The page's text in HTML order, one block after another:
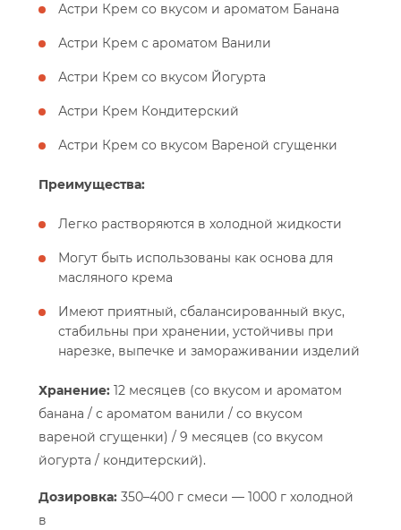
Астри Крем со вкусом и ароматом Банана
Астри Крем с ароматом Ванили
Астри Крем со вкусом Йогурта
Астри Крем Кондитерский
Астри Крем со вкусом Вареной сгущенки
Преимущества:
Легко растворяются в холодной жидкости
Могут быть использованы как основа для
масляного крема
Имеют приятный, сбалансированный вкус,
стабильны при хранении, устойчивы при
нарезке, выпечке и замораживании изделий
Хранение: 12 месяцев (со вкусом и ароматом
банана / с ароматом ванили / со вкусом
вареной сгущенки) / 9 месяцев (со вкусом
йогурта / кондитерский).
Дозировка: 350–400 г смеси — 1000 г холодной
в